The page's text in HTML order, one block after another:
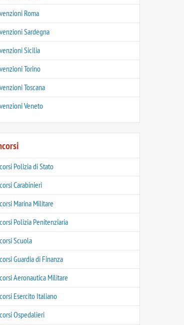
Roma
Sardegna
Sicilia
Torino
Toscana
Veneto
Polizia di Stato
Carabinieri
Marina Militare
Polizia Penitenziaria
Scuola
Guardia di Finanza
Aeronautica Militare
Esercito Italiano
Ospedalieri